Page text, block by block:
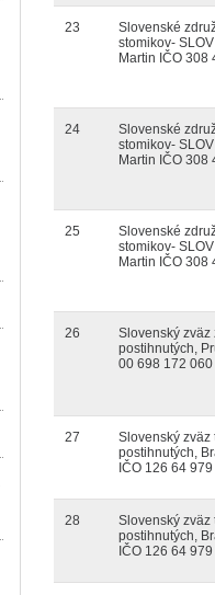
23
Slovenské
stomikov-
Martin IČO 308
24
Slovenské
stomikov-
Martin IČO 308
25
Slovenské
stomikov-
Martin IČO 308
26
Slovenský zväz
postihnutých,
00 698 172 060
27
Slovenský zväz
postihnutých,
IČO 126 64 979
28
Slovenský zväz
postihnutých,
IČO 126 64 979